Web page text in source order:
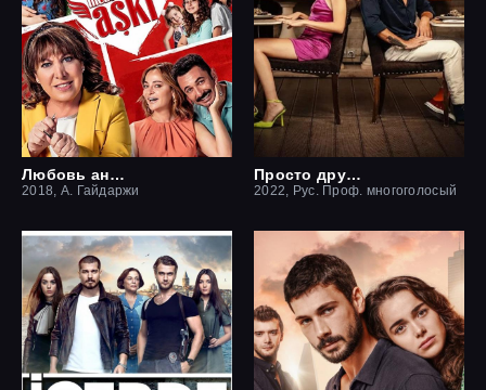
Любовь ангелов
2018, А. Гайдаржи
Просто друзья
2022, Рус. Проф. многоголосый